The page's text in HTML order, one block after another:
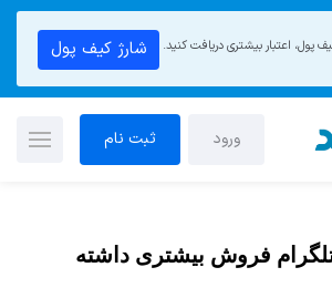
پول، اعتبار بیشتری دریافت کنید. شارژ کیف پول
ورود ثبت نام
فروش بیشتری داشته